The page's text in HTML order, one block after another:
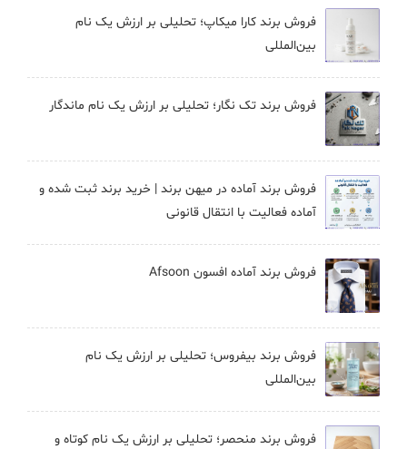
فروش برند کارا ميكاپ؛ تحلیلی بر ارزش یک نام
بین‌المللی
فروش برند تک نگار؛ تحلیلی بر ارزش یک نام ماندگار
فروش برند آماده در میهن برند | خرید برند ثبت شده و
آماده فعالیت با انتقال قانونی
فروش برند آماده افسون Afsoon
فروش برند بيفروس؛ تحلیلی بر ارزش یک نام
بین‌المللی
فروش برند منحصر؛ تحلیلی بر ارزش یک نام کوتاه و